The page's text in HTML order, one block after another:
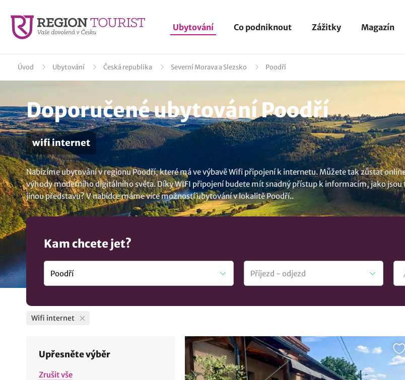
Ubytování Co podniknout Zážitky Magazín
Úvod Ubytování Česká republika Severní Morava a Slezsko Poodří
Doporučené ubytování Poodří
wifi internet
Nabízíme ubytování v regionu Poodří, které má ve výbavě Wifi připojení k internetu. Můžete tak zůstat
výhody moderního digitálního světa. Díky WIFI připojení budete mít snadný přístup k informacím, jako jsou
jinou představu? V nabídce máme více možnostíubytování v lokalitě Poodří..
Kam chcete jet?
Wifi internet
Upřesněte výběr
Zrušit vše